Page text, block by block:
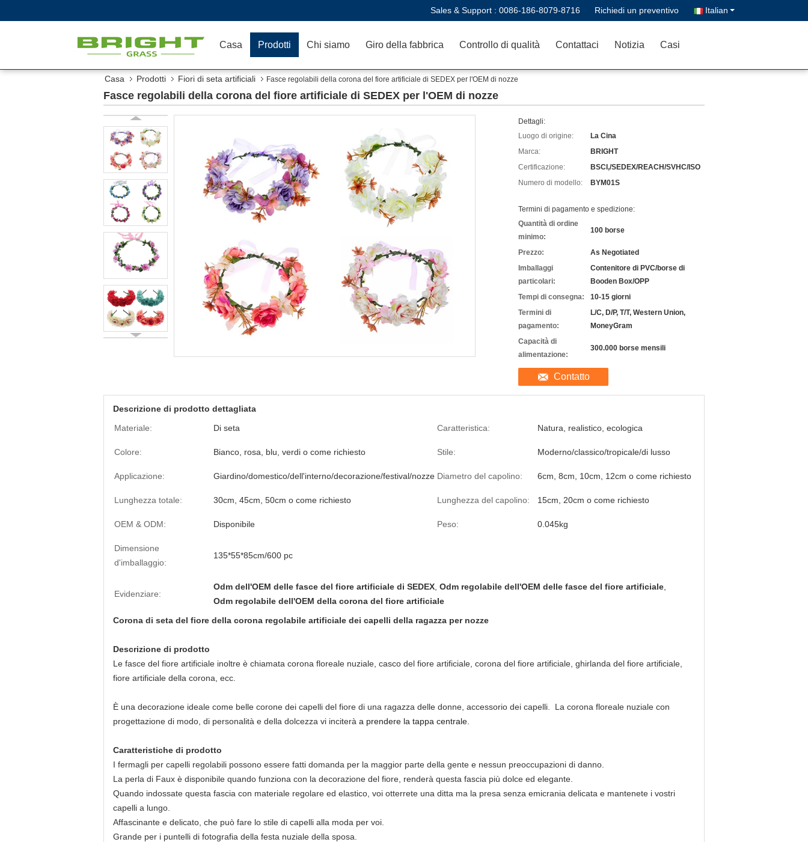
Sales & Support : 0086-186-8079-8716 Richiedi un preventivo Italian
Casa Prodotti Chi siamo Giro della fabbrica Controllo di qualità Contattaci Notizia Casi
Casa Prodotti Fiori di seta artificiali Fasce regolabili della corona del fiore artificiale di SEDEX per l'OEM di nozze
Fasce regolabili della corona del fiore artificiale di SEDEX per l'OEM di nozze
Dettagli:
Luogo di origine:
La Cina
Marca:
BRIGHT
Certificazione:
BSCI,/SEDEX/REACH/SVHC/ISO
Numero di modello:
BYM01S
Termini di pagamento e spedizione:
Quantità di ordine
minimo:
100 borse
Prezzo:
As Negotiated
Imballaggi
particolari:
Contenitore di PVC/borse di
Booden Box/OPP
Tempi di consegna:
10-15 giorni
Termini di
pagamento:
L/C, D/P, T/T, Western Union,
MoneyGram
Capacità di
alimentazione:
300.000 borse mensili
Contatto
Descrizione di prodotto dettagliata
Materiale:
Di seta Caratteristica: Natura, realistico, ecologica
Colore: Bianco, rosa, blu, verdi o come richiesto Stile: Moderno/classico/tropicale/di lusso
Applicazione: Giardino/domestico/dell'interno/decorazione/festival/nozze Diametro del capolino: 6cm, 8cm, 10cm, 12cm o come richiesto
Lunghezza totale: 30cm, 45cm, 50cm o come richiesto Lunghezza del capolino: 15cm, 20cm o come richiesto
OEM & ODM: Disponibile Peso: 0.045kg
Dimensione
d'imballaggio:
135*55*85cm/600 pc
Evidenziare:
Odm dell'OEM delle fasce del fiore artificiale di SEDEX Odm regolabile dell'OEM delle fasce del fiore artificiale
Odm regolabile dell'OEM della corona del fiore artificiale
Corona di seta del fiore della corona regolabile artificiale dei capelli della ragazza per nozze
Descrizione di prodotto
Le fasce del fiore artificiale inoltre è chiamata corona floreale nuziale, casco del fiore artificiale, corona del fiore artificiale, ghirlanda del fiore artificiale,
fiore artificiale della corona, ecc.
È una decorazione ideale come belle corone dei capelli del fiore di una ragazza delle donne, accessorio dei capelli. La corona floreale nuziale con
progettazione di modo, di personalità e della dolcezza vi inciterà a prendere la tappa centrale.
Caratteristiche di prodotto
I fermagli per capelli regolabili possono essere fatti domanda per la maggior parte della gente e nessun preoccupazioni di danno.
La perla di Faux è disponibile quando funziona con la decorazione del fiore, renderà questa fascia più dolce ed elegante.
Quando indossate questa fascia con materiale regolare ed elastico, voi otterrete una ditta ma la presa senza emicrania delicata e mantenete i vostri
capelli a lungo.
Affascinante e delicato, che può fare lo stile di capelli alla moda per voi.
Grande per i puntelli di fotografia della festa nuziale della sposa.